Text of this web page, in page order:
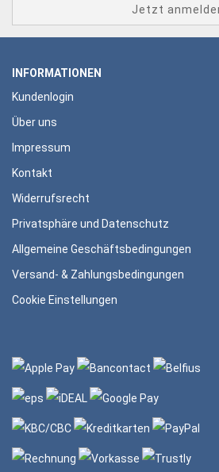
INFORMATIONEN
Kundenlogin
Über uns
Impressum
Kontakt
Widerrufsrecht
Privatsphäre und Datenschutz
Allgemeine Geschäftsbedingungen
Versand- & Zahlungsbedingungen
Cookie Einstellungen